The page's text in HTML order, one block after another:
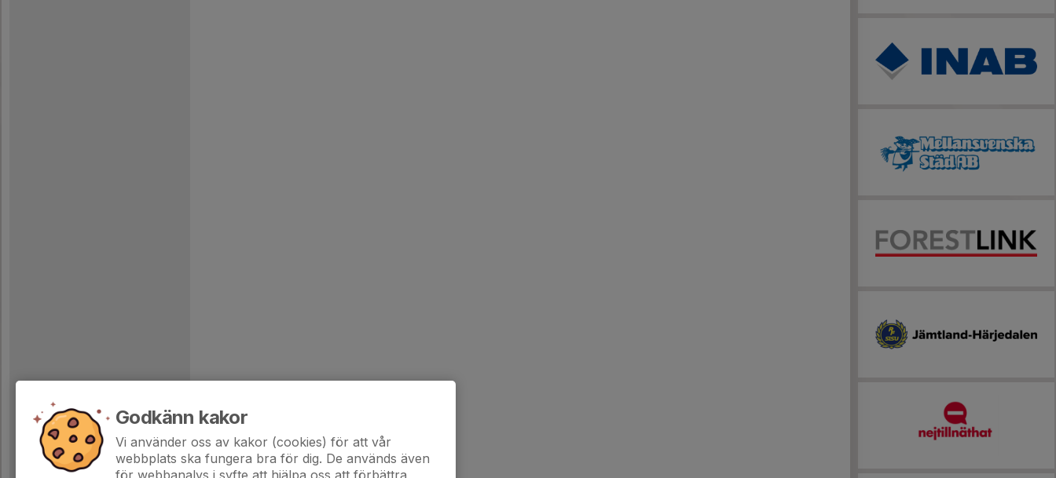
Godkänn kakor
Vi använder oss av kakor (cookies) för att vår
webbplats ska fungera bra för dig. De används även
för webbanalys i syfte att hjälpa oss att förbättra